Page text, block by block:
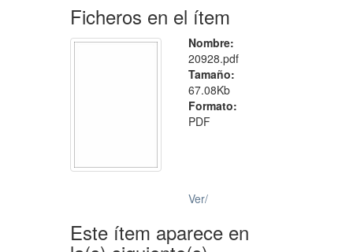
Ficheros en el ítem
Nombre:
20928.pdf
Tamaño:
67.08Kb
Formato:
PDF
Ver/
Este ítem aparece en